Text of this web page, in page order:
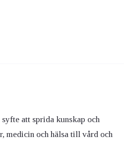
att sprida kunskap och
medicin och hälsa till vård och